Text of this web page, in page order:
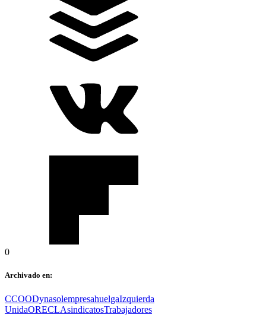
0
Archivado en:
CCOODynasolempresahuelgaIzquierda
UnidaORECLAsindicatosTrabajadores